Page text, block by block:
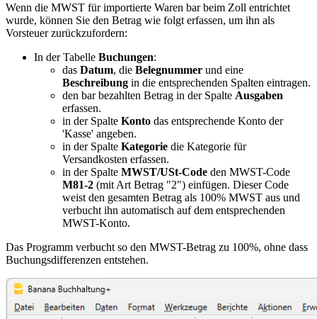
Wenn die MWST für importierte Waren bar beim Zoll entrichtet
wurde, können Sie den Betrag wie folgt erfassen, um ihn als
Vorsteuer zurückzufordern:
In der Tabelle Buchungen:
das Datum, die Belegnummer und eine
Beschreibung in die entsprechenden Spalten eintragen.
den bar bezahlten Betrag in der Spalte Ausgaben
erfassen.
in der Spalte Konto das entsprechende Konto der
'Kasse' angeben.
in der Spalte Kategorie die Kategorie für
Versandkosten erfassen.
in der Spalte MWST/USt-Code den MWST-Code
M81-2 (mit Art Betrag "2") einfügen. Dieser Code
weist den gesamten Betrag als 100% MWST aus und
verbucht ihn automatisch auf dem entsprechenden
MWST-Konto.
Das Programm verbucht so den MWST-Betrag zu 100%, ohne dass
Buchungsdifferenzen entstehen.